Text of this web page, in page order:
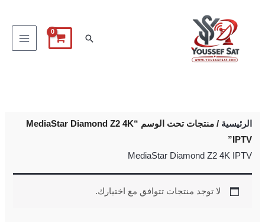
البحث
الرئيسية
/ منتجات تحت الوسم “MediaStar Diamond Z2 4K
IPTV”
MediaStar Diamond Z2 4K IPTV
لا توجد منتجات تتوافق مع اختيارك.